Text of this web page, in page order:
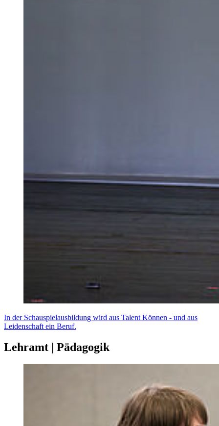
In der Schauspielausbildung wird aus Talent Können - und aus
Leidenschaft ein Beruf.
Lehramt | Pädagogik